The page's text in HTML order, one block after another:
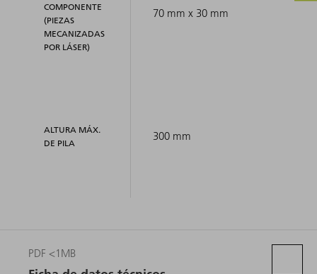
COMPONENTE
(PIEZAS
MECANIZADAS
POR LÁSER)
ALTURA MÁX.
DE PILA
70 mm x 30 mm
300 mm
PDF <1MB